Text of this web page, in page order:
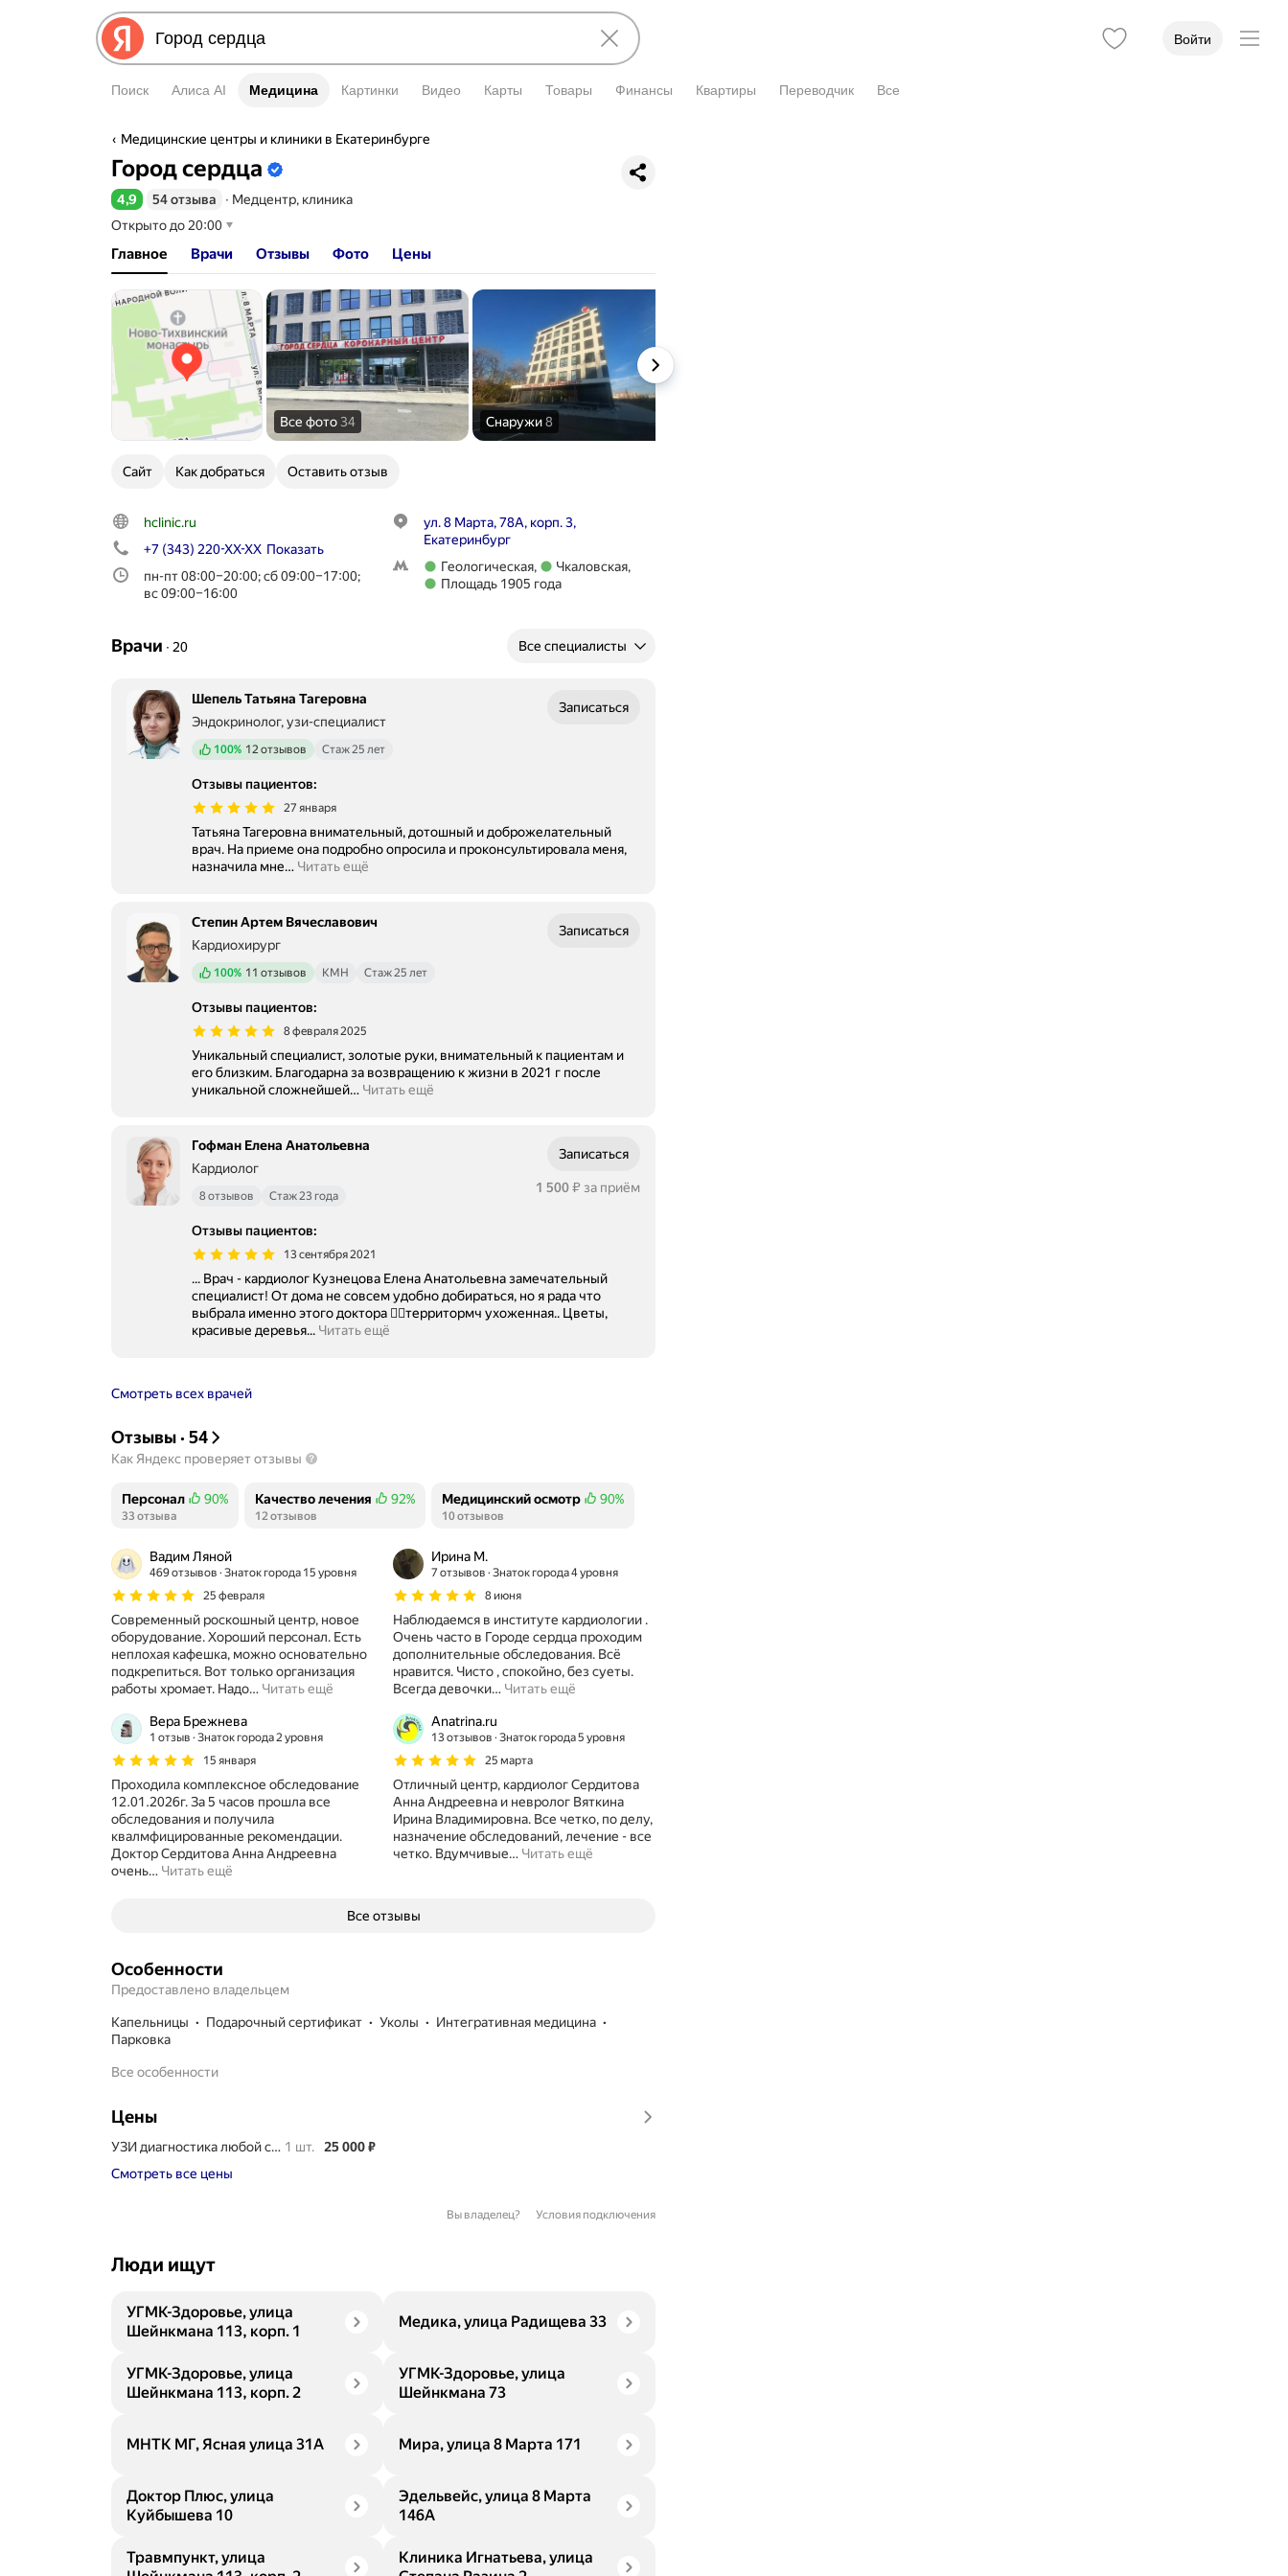
Войти
Поиск Алиса AI Медицина
Медицина Картинки Видео Карты Товары Финансы Квартиры Переводчик Все
Медицинские центры и клиники в Екатеринбурге
Город сердца
Информация об организации подтверждена владельцем.
Рейтинг 4,9 из 5
4,9 54 отзыва ∙ Медцентр, клиника
Открыто до 20:00
Главное Врачи Отзывы Фото Цены
Все фото34 Снаружи8
Сайт Как добраться Оставить отзыв
hclinic.ru
+7 (343) 220-XX-XX Показать
пн-пт 08:00–20:00; сб 09:00–17:00;
вс 09:00–16:00
ул. 8 Марта, 78А, корп. 3,
Екатеринбург
Метро Геологическая
Геологическая,
Метро Чкаловская
Чкаловская,
Метро Площадь 1905 года
Площадь 1905 года
Врачи ∙ 20 Все специалисты
Шепель Татьяна Тагеровна
Эндокринолог, узи-специалист
Положительных отзывов
100% 12 отзывов Стаж 25 лет
Записаться
Отзывы пациентов:
27 января
Татьяна Тагеровна внимательный, дотошный и доброжелательный
врач. На приеме она подробно опросила и проконсультировала меня,
назначила мне… Читать ещё
Степин Артем Вячеславович
Кардиохирург
Положительных отзывов
100% 11 отзывов КМН Стаж 25 лет
Записаться
Отзывы пациентов:
8 февраля 2025
Уникальный специалист, золотые руки, внимательный к пациентам и
его близким. Благодарна за возвращению к жизни в 2021 г после
уникальной сложнейшей… Читать ещё
Гофман Елена Анатольевна
Кардиолог
8 отзывов Стаж 23 года
Записаться
Цена
1500
1 500 ₽ за приём
Отзывы пациентов:
13 сентября 2021
... Врач - кардиолог Кузнецова Елена Анатольевна замечательный
специалист! От дома не совсем удобно добираться, но я рада что
выбрала именно этого доктора 👆🏻территормч ухоженная.. Цветы,
красивые деревья... Читать ещё
Смотреть всех врачей
Отзывы· 54
Как Яндекс проверяет отзывы
Персонал
Положительных отзывов
90%
33 отзыва
Качество лечения
Положительных отзывов
92%
12 отзывов
Медицинский осмотр
Положительных отзывов
90%
10 отзывов
Вадим Ляной
469 отзывов Знаток города 15 уровня
25 февраля
Современный роскошный центр, новое
оборудование. Хороший персонал. Есть
неплохая кафешка, можно основательно
подкрепиться. Вот только организация
работы хромает. Надо… Читать ещё
Ирина М.
7 отзывов Знаток города 4 уровня
8 июня
Наблюдаемся в институте кардиологии .
Очень часто в Городе сердца проходим
дополнительные обследования. Всё
нравится. Чисто , спокойно, без суеты.
Всегда девочки… Читать ещё
Вера Брежнева
1 отзыв Знаток города 2 уровня
15 января
Проходила комплексное обследование
12.01.2026г. За 5 часов прошла все
обследования и получила
квалмфицированные рекомендации.
Доктор Сердитова Анна Андреевна
очень… Читать ещё
Anatrina.ru
13 отзывов Знаток города 5 уровня
25 марта
Отличный центр, кардиолог Сердитова
Анна Андреевна и невролог Вяткина
Ирина Владимировна. Все четко, по делу,
назначение обследований, лечение - все
четко. Вдумчивые… Читать ещё
Все отзывы
Особенности
Предоставлено владельцем
капельницы подарочный сертификат уколы
интегративная медицина
парковка
Все особенности
Цены
УЗИ диагностика любой сложности
1 шт. Цена
25000
25 000₽
Смотреть все цены
Вы владелец? Условия подключения
Люди ищут
УГМК-Здоровье, улица
Шейнкмана 113, корп. 1
Медика, улица Радищева 33
УГМК-Здоровье, улица
Шейнкмана 113, корп. 2
УГМК-Здоровье, улица
Шейнкмана 73
МНТК МГ, Ясная улица 31А Мира, улица 8 Марта 171
Доктор Плюс, улица
Куйбышева 10
Эдельвейс, улица 8 Марта
146А
Травмпункт, улица
Клиника Игнатьева, улица